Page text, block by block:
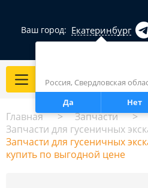
Ваш город: Екатеринбург
Россия, Свердловская
Да
Нет
Каталог
Главная
Запчасти
Запчасти для гусеничных
Запчасти для гусеничных
купить по выгодной цене